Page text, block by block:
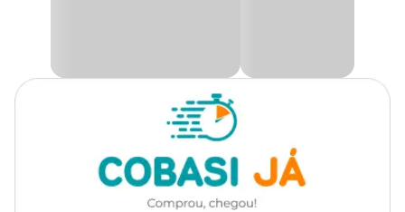
Unissex
naturalmente saudável, sem conservantes, corantes ou
o bem-estar dos animais de estimação.
complemento alimentar para gatos
, este alimento super premium
deve ser associado a
uma dieta completa e balanceada para garantir que seu felino
receba todos os nutrientes necessários.